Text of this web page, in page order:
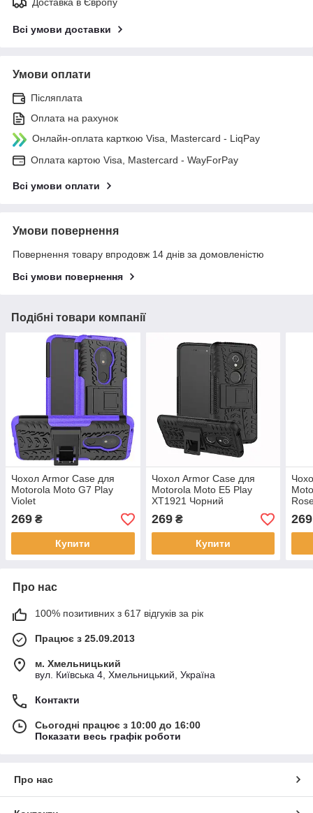
Всі умови доставки
Умови оплати
Післяплата
Оплата на рахунок
Онлайн-оплата карткою Visa, Mastercard - LiqPay
Оплата картою Visa, Mastercard - WayForPay
Всі умови оплати
Умови повернення
Повернення товару впродовж 14 днів за домовленістю
Всі умови повернення
Подібні товари компанії
Чохол Armor Case для
Motorola Moto G7 Play
Violet
269 ₴
Купити
Чохол Armor Case для
Motorola Moto E5 Play
XT1921 Чорний
269₴
Купити
269
Про нас
100% позитивних з 617 відгуків за рік
Працює з 25.09.2013
м. Хмельницький
вул. Київська 4, Хмельницький, Україна
Контакти
Сьогодні працює з 10:00 до 16:00
Показати весь графік роботи
Про нас